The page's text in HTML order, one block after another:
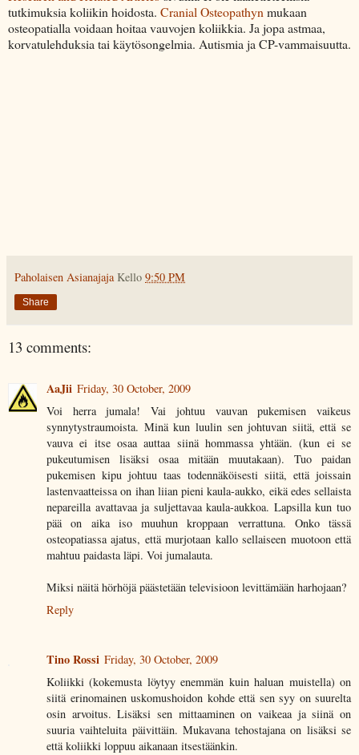
tutkimuksia koliikin hoidosta. Cranial Osteopathyn mukaan
osteopatialla voidaan hoitaa vauvojen koliikkia. Ja jopa astmaa,
korvatulehduksia tai käytösongelmia. Autismia ja CP-vammaisuutta.
Paholaisen Asianajaja Kello 9:50 PM
Share
13 comments:
AaJii Friday, 30 October, 2009
Voi herra jumala! Vai johtuu vauvan pukemisen vaikeus
synnytystraumoista. Minä kun luulin sen johtuvan siitä, että se
vauva ei itse osaa auttaa siinä hommassa yhtään. (kun ei se
pukeutumisen lisäksi osaa mitään muutakaan). Tuo paidan
pukemisen kipu johtuu taas todennäköisesti siitä, että joissain
lastenvaatteissa on ihan liian pieni kaula-aukko, eikä edes sellaista
nepareilla avattavaa ja suljettavaa kaula-aukkoa. Lapsilla kun tuo
pää on aika iso muuhun kroppaan verrattuna. Onko tässä
osteopatiassa ajatus, että murjotaan kallo sellaiseen muotoon että
mahtuu paidasta läpi. Voi jumalauta.
Miksi näitä hörhöjä päästetään televisioon levittämään harhojaan?
Reply
Tino Rossi Friday, 30 October, 2009
Koliikki (kokemusta löytyy enemmän kuin haluan muistella) on
siitä erinomainen uskomushoidon kohde että sen syy on suurelta
osin arvoitus. Lisäksi sen mittaaminen on vaikeaa ja siinä on
suuria vaihteluita päivittäin. Mukavana tehostajana on lisäksi se
että koliikki loppuu aikanaan itsestäänkin.